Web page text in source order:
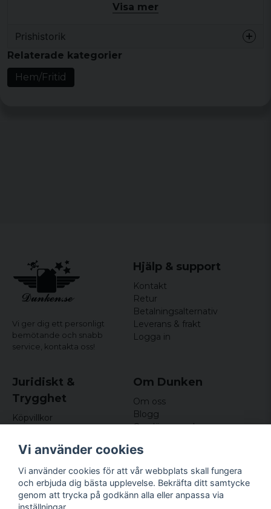
utgående kabel som gör det möjligt att koppla på
Kabellängd: ca 5 meter
Ljusflöde: 3500 Lumen
Effekt: 40W
Visa mer
Prishistorik
Relaterade kategorier
Hem/Fritid
Vi ger dig ett personligt
bemötande och snabb
service, kontakta oss!
Hjälp & support
Kontakt
Retur
Betalningsalternativ
Leverans & frakt
Logga in
Juridiskt &
Trygghet
Köpvillkor
Om cookies
Om Dunken
Om oss
Blogg
Omdömen och
Nyhetsbrev
Kundklubb
Företagsuppgifter
Odd Sailor AB
Vi använder cookies
Vi använder cookies för att vår webbplats skall fungera
och erbjuda dig bästa upplevelse. Bekräfta ditt samtycke
genom att trycka på godkänn alla eller anpassa via
inställningar